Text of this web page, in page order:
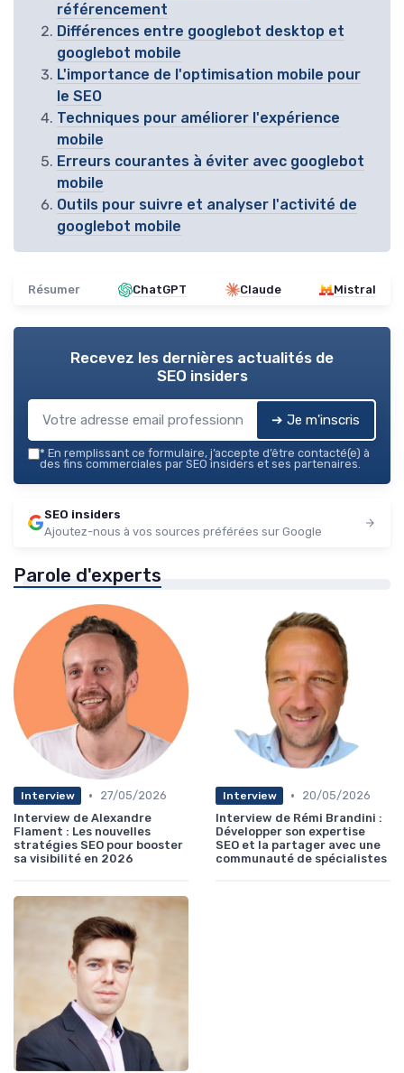
référencement
Différences entre googlebot desktop et
googlebot mobile
L'importance de l'optimisation mobile pour
le SEO
Techniques pour améliorer l'expérience
mobile
Erreurs courantes à éviter avec googlebot
mobile
Outils pour suivre et analyser l'activité de
googlebot mobile
Résumer ChatGPT Claude Mistral
Recevez les dernières actualités de
SEO insiders
➔ Je m'inscris
* En remplissant ce formulaire, j’accepte d’être contacté(e) à
des fins commerciales par SEO insiders et ses partenaires.
SEO insiders
Ajoutez-nous à vos sources préférées sur Google
Parole d'experts
Interview •
27/05/2026
Interview de Alexandre
Flament : Les nouvelles
stratégies SEO pour booster
sa visibilité en 2026
Interview •
20/05/2026
Interview de Rémi Brandini :
Développer son expertise
SEO et la partager avec une
communauté de spécialistes